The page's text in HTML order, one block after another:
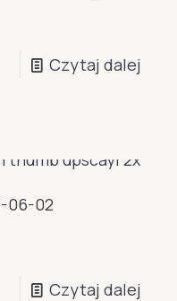
Czytaj dalej
06-02
Czytaj dalej